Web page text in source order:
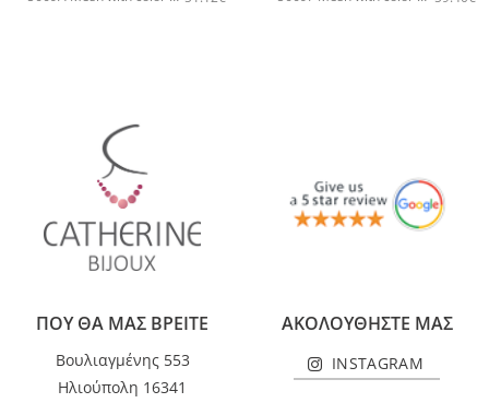
ΠΟΥ ΘΑ ΜΑΣ ΒΡΕΙΤΕ
Βουλιαγμένης 553
Ηλιούπολη 16341
ΑΚΟΛΟΥΘΗΣΤΕ ΜΑΣ
INSTAGRAM